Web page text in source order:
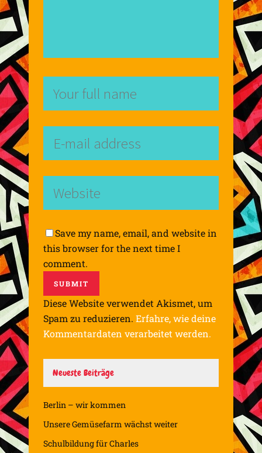
Save my name, email, and website in
this browser for the next time I
comment.
Diese Website verwendet Akismet, um
Spam zu reduzieren. Erfahre, wie deine
Kommentardaten verarbeitet werden.
Neueste Beiträge
Berlin – wir kommen
Unsere Gemüsefarm wächst weiter
Schulbildung für Charles